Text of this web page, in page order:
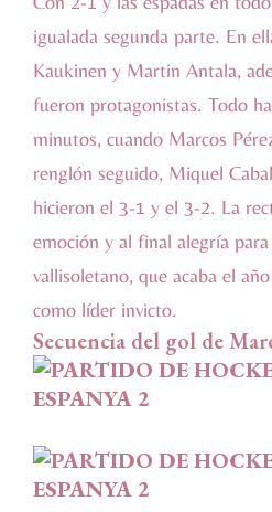
igualada segunda parte. En
Kaukinen y Martin Antala,
fueron protagonistas. Todo
minutos, cuando Marcos
renglón seguido, Miquel
hicieron el 3-1 y el 3-2. La
emoción y al final alegría
vallisoletano, que acaba el
como líder invicto.
Secuencia del gol de